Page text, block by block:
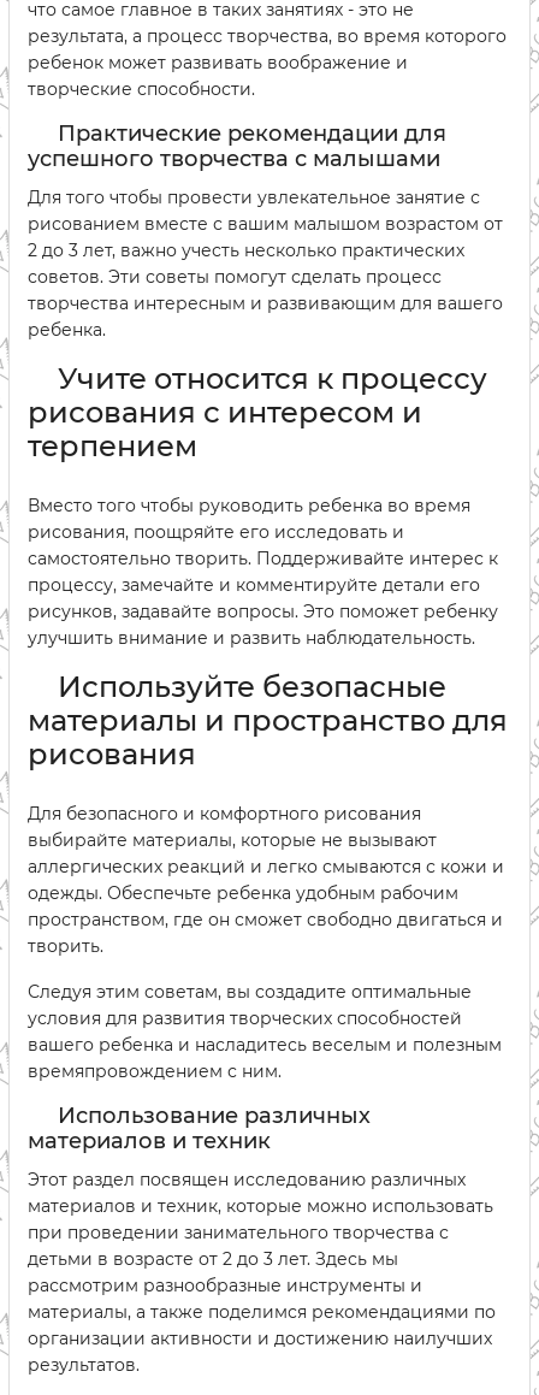
что самое главное в таких занятиях - это не
результата, а процесс творчества, во время которого
ребенок может развивать воображение и
творческие способности.
Практические рекомендации для
успешного творчества с малышами
Для того чтобы провести увлекательное занятие с
рисованием вместе с вашим малышом возрастом от
2 до 3 лет, важно учесть несколько практических
советов. Эти советы помогут сделать процесс
творчества интересным и развивающим для вашего
ребенка.
Учите относится к процессу
рисования с интересом и
терпением
Вместо того чтобы руководить ребенка во время
рисования, поощряйте его исследовать и
самостоятельно творить. Поддерживайте интерес к
процессу, замечайте и комментируйте детали его
рисунков, задавайте вопросы. Это поможет ребенку
улучшить внимание и развить наблюдательность.
Используйте безопасные
материалы и пространство для
рисования
Для безопасного и комфортного рисования
выбирайте материалы, которые не вызывают
аллергических реакций и легко смываются с кожи и
одежды. Обеспечьте ребенка удобным рабочим
пространством, где он сможет свободно двигаться и
творить.
Следуя этим советам, вы создадите оптимальные
условия для развития творческих способностей
вашего ребенка и насладитесь веселым и полезным
времяпровождением с ним.
Использование различных
материалов и техник
Этот раздел посвящен исследованию различных
материалов и техник, которые можно использовать
при проведении занимательного творчества с
детьми в возрасте от 2 до 3 лет. Здесь мы
рассмотрим разнообразные инструменты и
материалы, а также поделимся рекомендациями по
организации активности и достижению наилучших
результатов.